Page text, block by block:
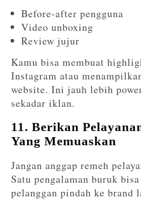
Before-after pengguna
Video unboxing
Review jujur
Kamu bisa membuat
Instagram atau
website. Ini jauh lebih
sekadar iklan.
11. Berikan
Yang Memuaskan
Jangan anggap remeh
Satu pengalaman buruk
pelanggan pindah ke brand